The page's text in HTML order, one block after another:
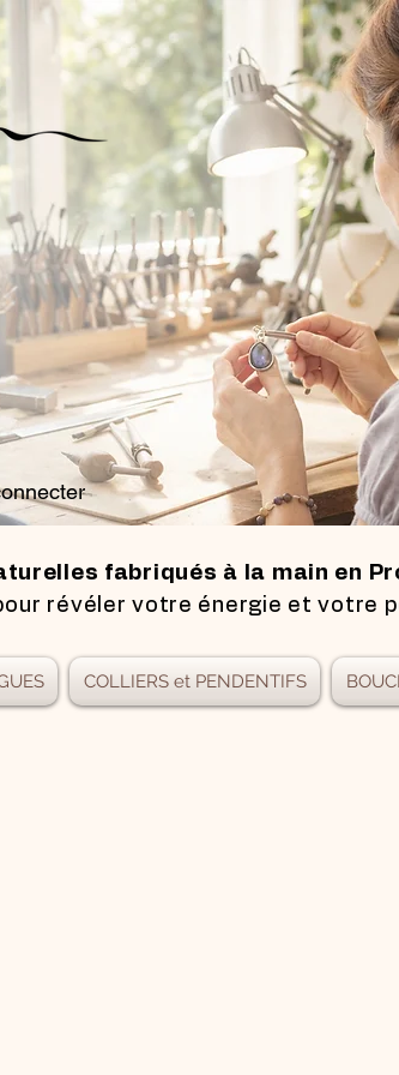
fabriqués à la main en
révéler votre énergie et votre
COLLIERS et PENDENTIFS